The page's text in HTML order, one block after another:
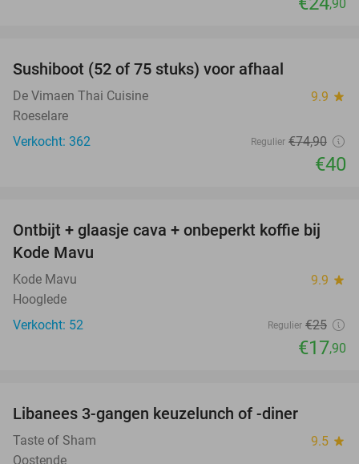
,90
Sushiboot (52 of 75 stuks) voor afhaal
De Vimaen Thai Cuisine 9.9 star
Roeselare
Verkocht: 362
Regulier €74,90
€40
28%
Ontbijt + glaasje cava + onbeperkt koffie bij
Kode Mavu
Kode Mavu 9.9 star
Hooglede
Verkocht: 52
Regulier €25
€17,90
Libanees 3-gangen keuzelunch of -diner
Taste of Sham 9.5 star
Oostende